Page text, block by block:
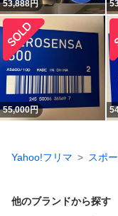
53,888円
55,000円
Yahoo!フリマ スポ
他のブランドから探す